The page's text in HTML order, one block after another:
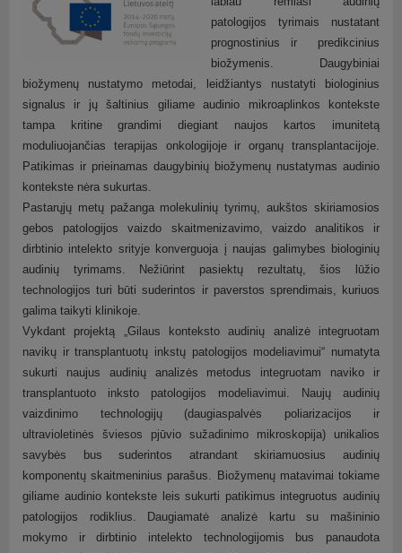
patologijos tyrimais nustatant
prognostinius ir predikcinius
biožymenis. Daugybiniai
biožymenų nustatymo metodai, leidžiantys nustatyti biologinius
signalus ir jų šaltinius giliame audinio mikroaplinkos kontekste
tampa kritine grandimi diegiant naujos kartos imunitetą
moduliuojančias terapijas onkologijoje ir organų transplantacijoje.
Patikimas ir prieinamas daugybinių biožymenų nustatymas audinio
kontekste nėra sukurtas.
Pastarųjų metų pažanga molekulinių tyrimų, aukštos skiriamosios
gebos patologijos vaizdo skaitmenizavimo, vaizdo analitikos ir
dirbtinio intelekto srityje konverguoja į naujas galimybes biologinių
audinių tyrimams. Nežiūrint pasiektų rezultatų, šios lūžio
technologijos turi būti suderintos ir paverstos sprendimais, kuriuos
galima taikyti klinikoje.
Vykdant projektą „Gilaus konteksto audinių analizė integruotam
navikų ir transplantuotų inkstų patologijos modeliavimui“ numatyta
sukurti naujus audinių analizės metodus integruotam naviko ir
transplantuoto inksto patologijos modeliavimui. Naujų audinių
vaizdinimo technologijų (daugiaspalvės poliarizacijos ir
ultravioletinės šviesos pjūvio sužadinimo mikroskopija) unikalios
savybės bus suderintos atrandant skiriamuosius audinių
komponentų skaitmeninius parašus. Biožymenų matavimai tokiame
giliame audinio kontekste leis sukurti patikimus integruotus audinių
patologijos rodiklius. Daugiamatė analizė kartu su mašininio
mokymo ir dirbtinio intelekto technologijomis bus panaudota